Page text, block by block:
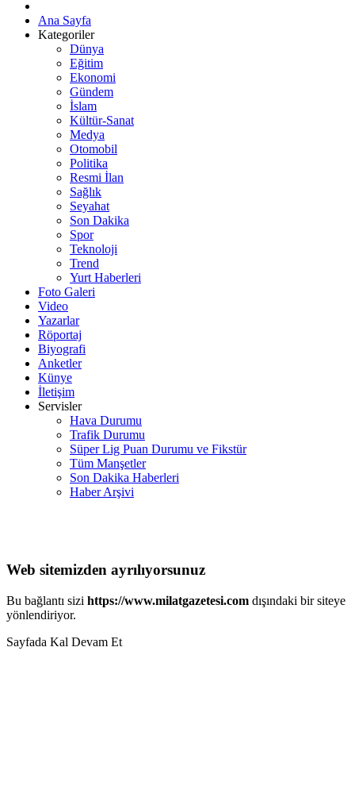
Ana Sayfa
Kategoriler
Dünya
Eğitim
Ekonomi
Gündem
İslam
Kültür-Sanat
Medya
Otomobil
Politika
Resmi İlan
Sağlık
Seyahat
Son Dakika
Spor
Teknoloji
Trend
Yurt Haberleri
Foto Galeri
Video
Yazarlar
Röportaj
Biyografi
Anketler
Künye
İletişim
Servisler
Hava Durumu
Trafik Durumu
Süper Lig Puan Durumu ve Fikstür
Tüm Manşetler
Son Dakika Haberleri
Haber Arşivi
Web sitemizden ayrılıyorsunuz
Bu bağlantı sizi https://www.milatgazetesi.com dışındaki bir siteye
yönlendiriyor.
Sayfada Kal Devam Et